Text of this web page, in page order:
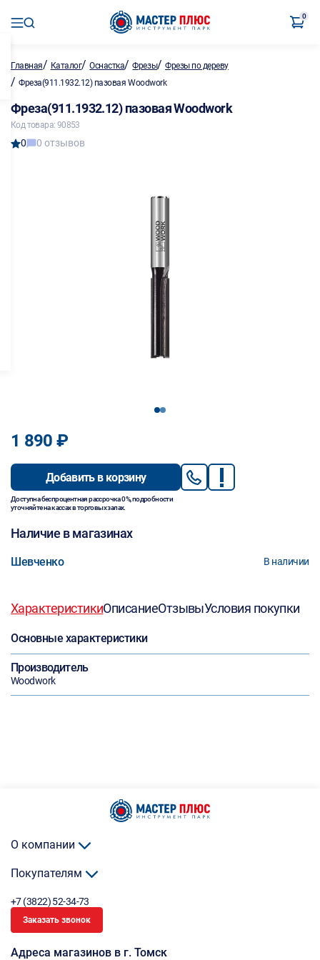
0
Главная/ Каталог/Оснастка/Фрезы/Фрезы по дереву
/ Фреза(911.1932.12) пазовая Woodwork
Фреза(911.1932.12) пазовая Woodwork
Код товара: 90853
0 0 отзывов
12
1 890 ₽
Добавить в корзину
Доступна беспроцентная рассрочка 0%, подробности
уточняйте на кассах в торговых залах.
Наличие в магазинах
Шевченко В наличии
ХарактеристикиОписаниеОтзывыУсловия покупки
Основные характеристики
Производитель
Woodwork
О компании
Покупателям
+7 (3822) 52-34-73
Заказать звонок
Адреса магазинов в г. Томск